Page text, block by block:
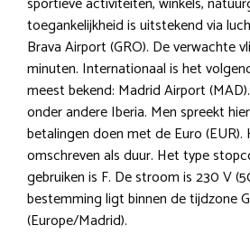
toegankelijkheid is uitstekend via
Brava Airport (GRO). De verwachte
minuten. Internationaal is het
meest bekend: Madrid Airport
onder andere Iberia. Men spreekt
betalingen doen met de Euro
omschreven als duur. Het type
gebruiken is F. De stroom is 230 V
bestemming ligt binnen de tijdzone
(Europe/Madrid).